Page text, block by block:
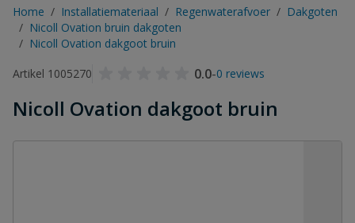
Home / Installatiemateriaal / Regenwaterafvoer / Dakgoten
/ Nicoll Ovation bruin dakgoten
/ Nicoll Ovation dakgoot bruin
Artikel 1005270
0.0-0 reviews
Nicoll Ovation dakgoot bruin